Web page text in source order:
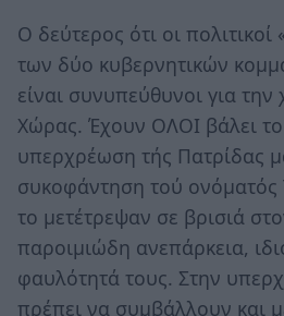
Ο δεύτερος ότι οι
των δύο κυβερνητικών
είναι συνυπεύθυνοι για την
Χώρας. Έχουν ΟΛΟΙ βάλει το
υπερχρέωση τής Πατρίδας
συκοφάντηση τού ονόματός
το μετέτρεψαν σε βρισιά
παροιμιώδη ανεπάρκεια,
φαυλότητά τους. Στην
πρέπει να συμβάλλουν και